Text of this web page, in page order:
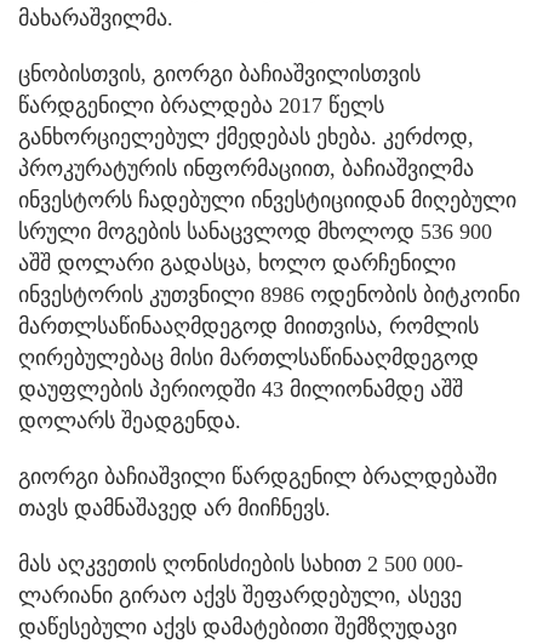
მახარაშვილმა.
ცნობისთვის, გიორგი ბაჩიაშვილისთვის
წარდგენილი ბრალდება 2017 წელს
განხორციელებულ ქმედებას ეხება. კერძოდ,
პროკურატურის ინფორმაციით, ბაჩიაშვილმა
ინვესტორს ჩადებული ინვესტიციიდან მიღებული
სრული მოგების სანაცვლოდ მხოლოდ 536 900
აშშ დოლარი გადასცა, ხოლო დარჩენილი
ინვესტორის კუთვნილი 8986 ოდენობის ბიტკოინი
მართლსაწინააღმდეგოდ მიითვისა, რომლის
ღირებულებაც მისი მართლსაწინააღმდეგოდ
დაუფლების პერიოდში 43 მილიონამდე აშშ
დოლარს შეადგენდა.
გიორგი ბაჩიაშვილი წარდგენილ ბრალდებაში
თავს დამნაშავედ არ მიიჩნევს.
მას აღკვეთის ღონისძიების სახით 2 500 000-
ლარიანი გირაო აქვს შეფარდებული, ასევე
დაწესებული აქვს დამატებითი შემზღუდავი